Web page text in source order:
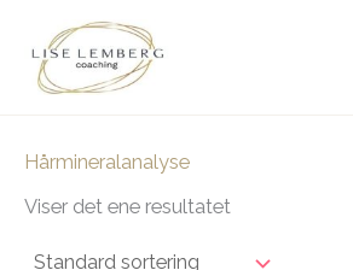
Hårmineralanalyse
Viser det ene resultatet